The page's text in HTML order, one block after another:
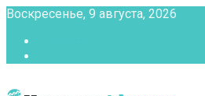
Воскресенье, 9 августа, 2026